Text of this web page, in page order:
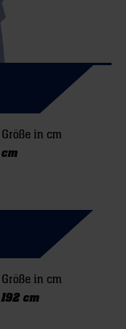
Größe in cm
cm
Größe in cm
192 cm